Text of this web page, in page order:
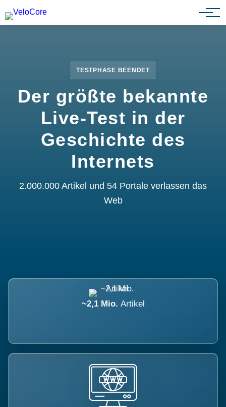
Partnerprogramm
TESTPHASE BEENDET
Der größte bekannte
Live-Test in der
Geschichte des
Internets
2.000.000 Artikel und 54 Portale verlassen das
Web
~2,1 Mio. Artikel